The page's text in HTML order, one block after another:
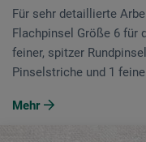
Für sehr detaillierte
Flachpinsel Größe 6 für
feiner, spitzer
Pinselstriche und 1
Mehr